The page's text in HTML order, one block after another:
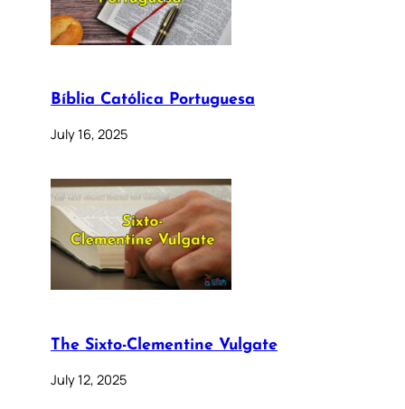
Bíblia Católica Portuguesa
July 16, 2025
The Sixto-Clementine Vulgate
July 12, 2025